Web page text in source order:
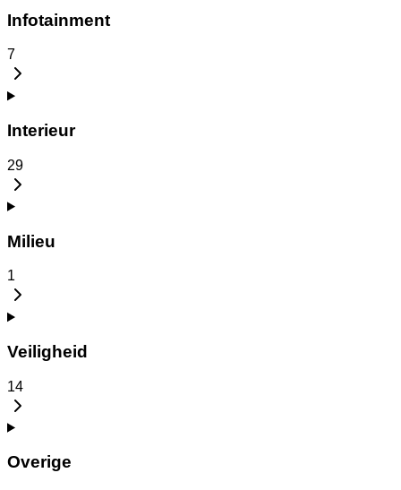
Infotainment
7
Interieur
29
Milieu
1
Veiligheid
14
Overige